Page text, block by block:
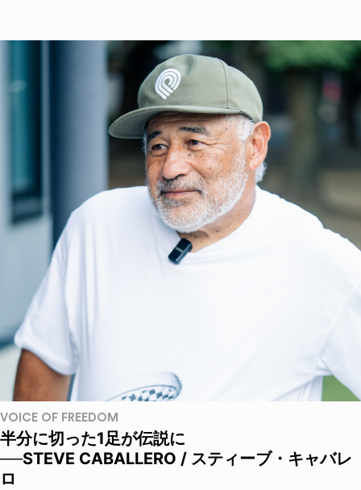
VOICE OF FREEDOM
半分に切った1足が伝説に
──STEVE CABALLERO / スティーブ・キャバレ
ロ